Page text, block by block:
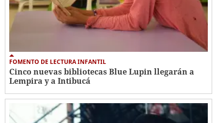
FOMENTO DE LECTURA INFANTIL
Cinco nuevas bibliotecas Blue Lupin llegarán a
Lempira y a Intibucá